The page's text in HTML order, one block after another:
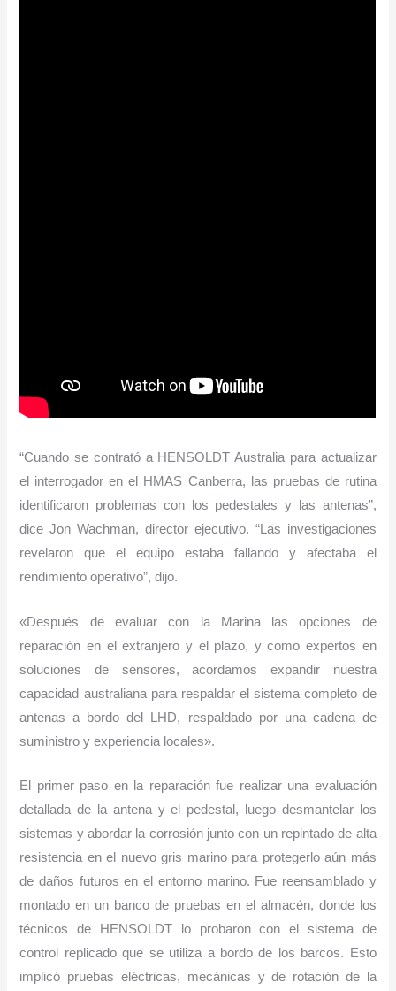
“Cuando se contrató a HENSOLDT Australia para actualizar
el interrogador en el HMAS Canberra, las pruebas de rutina
identificaron problemas con los pedestales y las antenas”,
dice Jon Wachman, director ejecutivo. “Las investigaciones
revelaron que el equipo estaba fallando y afectaba el
rendimiento operativo”, dijo.
«Después de evaluar con la Marina las opciones de
reparación en el extranjero y el plazo, y como expertos en
soluciones de sensores, acordamos expandir nuestra
capacidad australiana para respaldar el sistema completo de
antenas a bordo del LHD, respaldado por una cadena de
suministro y experiencia locales».
El primer paso en la reparación fue realizar una evaluación
detallada de la antena y el pedestal, luego desmantelar los
sistemas y abordar la corrosión junto con un repintado de alta
resistencia en el nuevo gris marino para protegerlo aún más
de daños futuros en el entorno marino. Fue reensamblado y
montado en un banco de pruebas en el almacén, donde los
técnicos de HENSOLDT lo probaron con el sistema de
control replicado que se utiliza a bordo de los barcos. Esto
implicó pruebas eléctricas, mecánicas y de rotación de la